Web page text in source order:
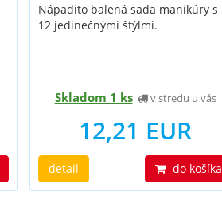
Nápadito balená sada manikúry s
12 jedinečnými štýlmi.
Skladom 1 ks v stredu u vás
12,21 EUR
detail do košíka